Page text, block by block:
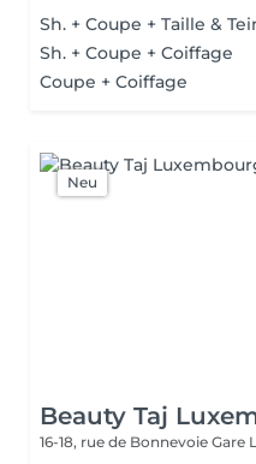
Sh. + Coupe + Taille &
Sh. + Coupe + Coiffage
Coupe + Coiffage
Neu
Beauty Taj
16-18, rue de Bonnevoie Gare